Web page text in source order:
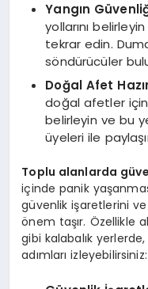
Yangın
yollarını
tekrar edin.
söndürücüler
Doğal Afet
doğal afetler için
belirleyin ve bu
üyeleri ile
Toplu alanlarda
içinde panik
güvenlik işaretlerini ve
önem taşır. Özellikle
gibi kalabalık
adımları izleyebilirsiniz: